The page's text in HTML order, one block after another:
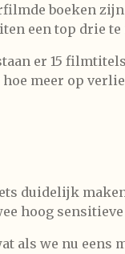
boeken
een top drie te
er 15
meer op
duidelijk
hoog
als we nu eens